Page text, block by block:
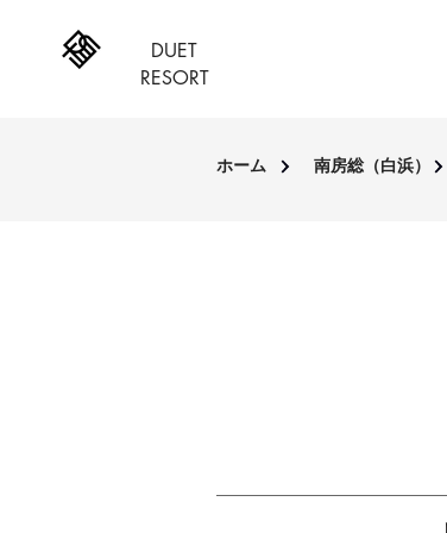
DUET
RESORT
ホーム 南房総（白浜）